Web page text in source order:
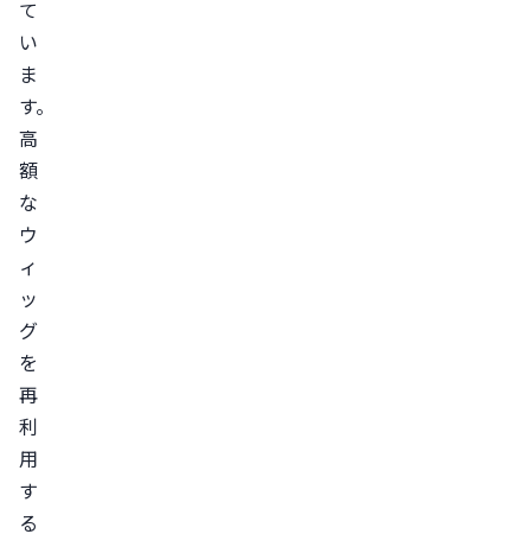
て
い
ま
す。
高
額
な
ウ
ィ
ッ
グ
を
再
利
用
す
る